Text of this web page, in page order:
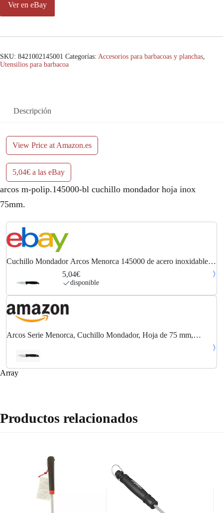
Ver en eBay
SKU: 8421002145001 Categorías: Accesorios para barbacoas y planchas,
Utensilios para barbacoa
Descripción
View Price at Amazon.es
5,04€ a las eBay
arcos m-polip.145000-bl cuchillo mondador hoja inox
75mm.
Cuchillo Mondador Arcos Menorca 145000 de acero inoxidable
Nitrum y mango de pol
5,04€
disponible
Arcos Serie Menorca, Cuchillo Mondador, Hoja de 75 mm,
Array
Productos relacionados